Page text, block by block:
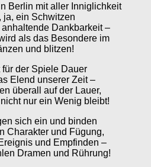
Berlin mit aller Inniglichkeit
ja, ein Schwitzen
Dankbarkeit –
als das Besondere im
und blitzen!
für der Spiele Dauer
Elend unserer Zeit –
überall auf der Lauer,
nur ein Wenig bleibt!
sich ein und binden
Charakter und Fügung,
und Empfinden –
Dramen und Rührung!